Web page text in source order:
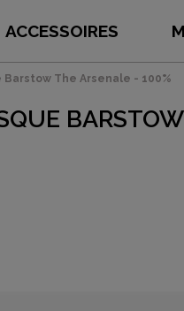
ACCESSOIRES
Barstow The Arsenale - 100%